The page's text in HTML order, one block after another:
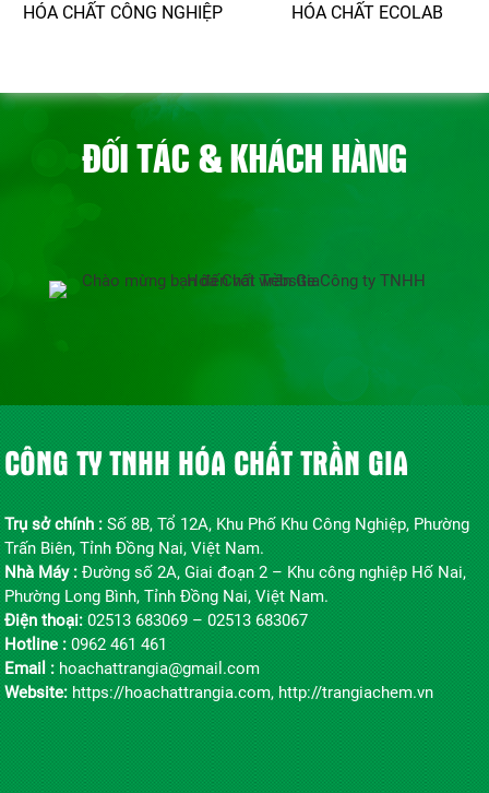
HÓA CHẤT CÔNG NGHIỆP HÓA CHẤT ECOLAB
ĐỐI TÁC & KHÁCH HÀNG
CÔNG TY TNHH HÓA CHẤT TRẦN GIA
Trụ sở chính :Số 8B, Tổ 12A, Khu Phố Khu Công Nghiệp, Phường
Trấn Biên, Tỉnh Đồng Nai, Việt Nam.
Nhà Máy :Đường số 2A, Giai đoạn 2 – Khu công nghiệp Hố Nai,
Phường Long Bình, Tỉnh Đồng Nai, Việt Nam.
Điện thoại:02513 683069 – 02513 683067
Hotline :0962 461 461
Email :hoachattrangia@gmail.com
Website:https://hoachattrangia.com, http://trangiachem.vn